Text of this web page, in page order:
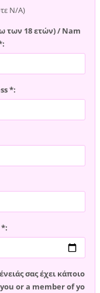
Ν/Α)
των 18 ετών) / Nam
*:
σας έχει κάποιο
or a member of yo